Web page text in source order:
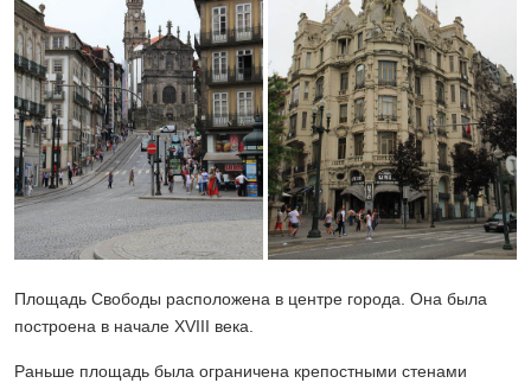
Площадь Свободы расположена в центре города. Она была
построена в начале XVIII века.
Раньше площадь была ограничена крепостными стенами